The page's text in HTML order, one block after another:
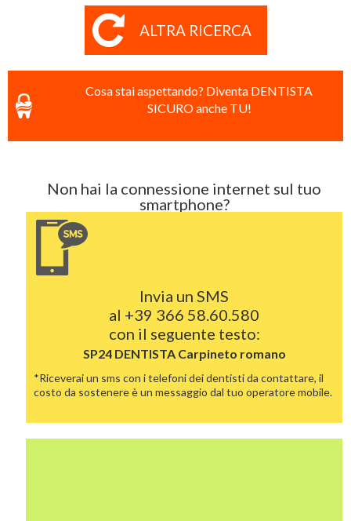
ALTRA RICERCA
Cosa stai aspettando? Diventa DENTISTA
SICURO anche TU!
Non hai la connessione internet sul tuo
smartphone?
Invia un SMS
al +39 366 58.60.580
con il seguente testo:
SP24 DENTISTA Carpineto romano
*Riceverai un sms con i telefoni dei dentisti da contattare, il
costo da sostenere è un messaggio dal tuo operatore mobile.